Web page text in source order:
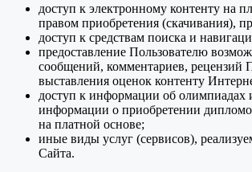
доступ к электронному контенту на
правом приобретения (скачивания),
доступ к средствам поиска и
предоставление Пользователю
сообщений, комментариев, рецензий
выставления оценок контенту
доступ к информации об олимпиадах
информации о приобретении
на платной основе;
иные виды услуг (сервисов),
Сайта.